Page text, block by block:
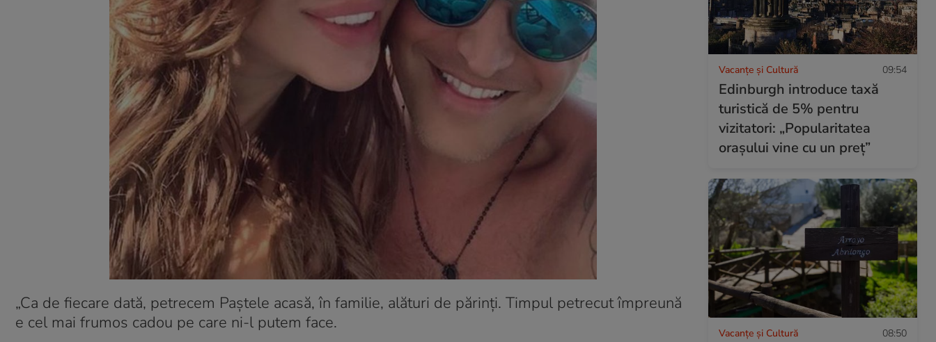
„Ca de fiecare dată, petrecem Paștele acasă, în familie, alături de părinți. Timpul petrecut împreună
e cel mai frumos cadou pe care ni-l putem face.
Vacanțe și Cultură 09:54
Edinburgh introduce taxă
turistică de 5% pentru
vizitatori: „Popularitatea
orașului vine cu un preț”
Vacanțe și Cultură 08:50